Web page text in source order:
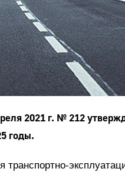
2021 г. № 212
годы.